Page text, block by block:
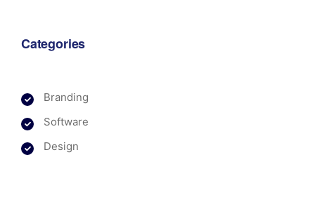
Categories
Branding
Software
Design